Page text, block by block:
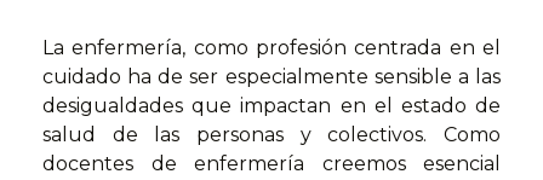
La enfermería, como profesión centrada en el
cuidado ha de ser especialmente sensible a las
desigualdades que impactan en el estado de
salud de las personas y colectivos. Como
docentes de enfermería creemos esencial